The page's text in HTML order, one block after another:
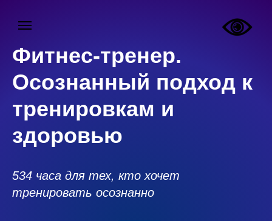
Фитнес-тренер.
Осознанный подход к
тренировкам и
здоровью
534 часа для тех, кто хочет
тренировать осознанно